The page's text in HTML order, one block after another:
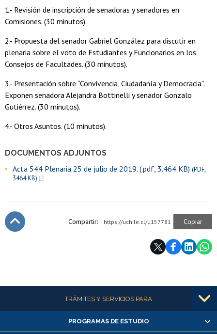
DOCUMENTOS ADJUNTOS
Acta 544 Plenaria 25 de julio de 2019. (.pdf, 3.464 KB) (PDF,
3464 KB)
1.- Revisión de inscripción de senadoras y senadores en
Comisiones. (30 minutos).
2.- Propuesta del senador Gabriel González para discutir en
plenaria sobre el voto de Estudiantes y Funcionarios en los
Consejos de Facultades. (30 minutos).
3.- Presentación sobre “Convivencia, Ciudadanía y Democracia”.
Exponen senadora Alejandra Bottinelli y senador Gonzalo
Gutiérrez. (30 minutos).
4.- Otros Asuntos. (10 minutos).
Compartir: https://uchile.cl/u157781 Copiar
Más informaciónTRÁMITES Y SERVICIOS PARA
Alumnas/os y exalumnas/os
PROGRAMAS DE ESTUDIO